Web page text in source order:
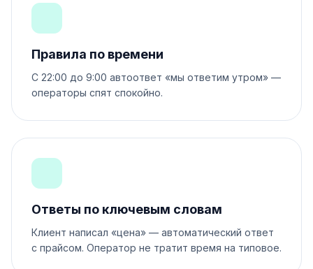
Правила по времени
С 22:00 до 9:00 автоответ «мы ответим утром» —
операторы спят спокойно.
Ответы по ключевым словам
Клиент написал «цена» — автоматический ответ
с прайсом. Оператор не тратит время на типовое.